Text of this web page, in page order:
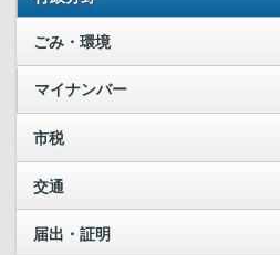
ごみ・環境
マイナンバー
市税
交通
届出・証明